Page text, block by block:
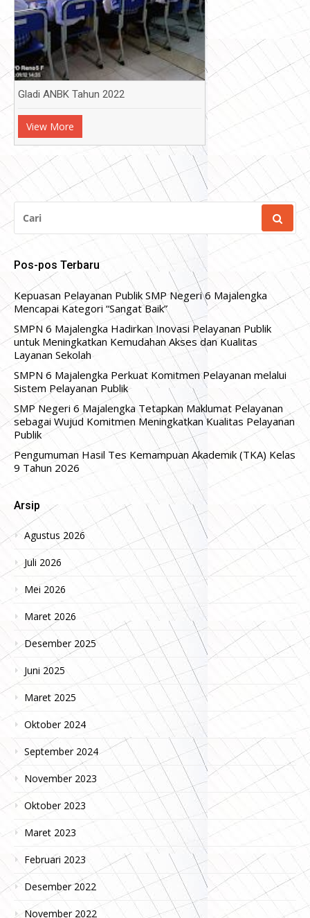
Gladi ANBK Tahun 2022
View More
UNTUK:
Pos-pos Terbaru
Kepuasan Pelayanan Publik SMP Negeri 6 Majalengka
Mencapai Kategori “Sangat Baik”
SMPN 6 Majalengka Hadirkan Inovasi Pelayanan Publik
untuk Meningkatkan Kemudahan Akses dan Kualitas
Layanan Sekolah
SMPN 6 Majalengka Perkuat Komitmen Pelayanan melalui
Sistem Pelayanan Publik
SMP Negeri 6 Majalengka Tetapkan Maklumat Pelayanan
sebagai Wujud Komitmen Meningkatkan Kualitas Pelayanan
Publik
Pengumuman Hasil Tes Kemampuan Akademik (TKA) Kelas
9 Tahun 2026
Arsip
Agustus 2026
Juli 2026
Mei 2026
Maret 2026
Desember 2025
Juni 2025
Maret 2025
Oktober 2024
September 2024
November 2023
Oktober 2023
Maret 2023
Februari 2023
Desember 2022
November 2022